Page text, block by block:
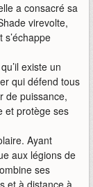
a consacré sa
virevolte,
existe un
qui défend tous
de puissance,
et protège ses
Ayant
aux légions de
ses
et à distance à